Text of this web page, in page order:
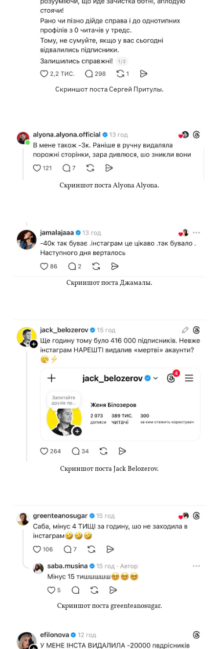
Скриншот поста Сергей Притулы.
Скриншот поста Alyona Alyona.
Скриншот поста Джамалы.
Скриншот поста Jack Belozerov.
Скриншот поста greenteanosugar.